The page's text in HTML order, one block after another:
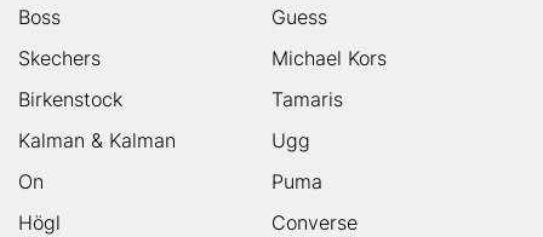
Boss
Guess
Skechers
Michael Kors
Birkenstock
Tamaris
Kalman & Kalman
Ugg
On
Puma
Högl
Converse